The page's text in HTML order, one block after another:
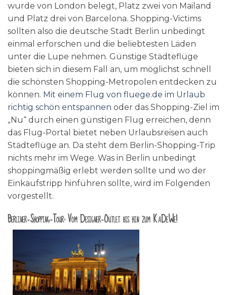
wurde von London belegt, Platz zwei von Mailand
und Platz drei von Barcelona. Shopping-Victims
sollten also die deutsche Stadt Berlin unbedingt
einmal erforschen und die beliebtesten Läden
unter die Lupe nehmen. Günstige Städteflüge
bieten sich in diesem Fall an, um möglichst schnell
die schönsten Shopping-Metropolen entdecken zu
können. Mit einem Flug von fluege.de im Urlaub
richtig schön entspannen oder das Shopping-Ziel im
„Nu“ durch einen günstigen Flug erreichen, denn
das Flug-Portal bietet neben Urlaubsreisen auch
Städteflüge an. Da steht dem Berlin-Shopping-Trip
nichts mehr im Wege. Was in Berlin unbedingt
shoppingmäßig erlebt werden sollte und wo der
Einkaufstripp hinführen sollte, wird im Folgenden
vorgestellt.
Berliner-Shopping-Tour: Vom Designer-Outlet bis hin zum KaDeWe!